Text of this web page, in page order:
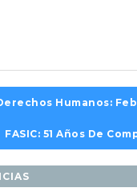
Humanos: Febrero 2026